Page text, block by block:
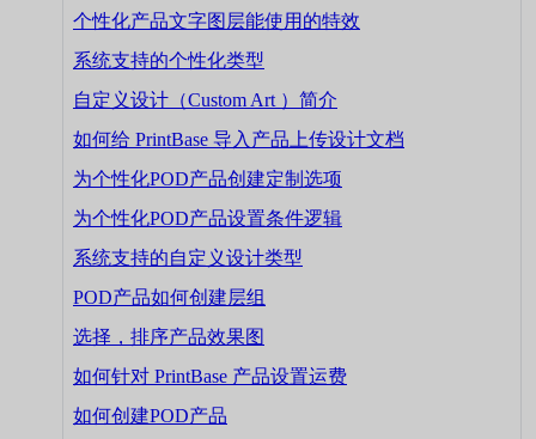
个性化产品文字图层能使用的特效
系统支持的个性化类型
自定义设计（Custom Art ）简介
如何给 PrintBase 导入产品上传设计文档
为个性化POD产品创建定制选项
为个性化POD产品设置条件逻辑
系统支持的自定义设计类型
POD产品如何创建层组
选择，排序产品效果图
如何针对 PrintBase 产品设置运费
如何创建POD产品